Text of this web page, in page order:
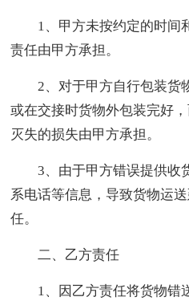
1、甲方未按约定的时间
责任由甲方承担。
2、对于甲方自行包装货
或在交接时货物外包装完好
灭失的损失由甲方承担。
3、由于甲方错误提供收
系电话等信息，导致货物运
任。
二、乙方责任
1、因乙方责任将货物错